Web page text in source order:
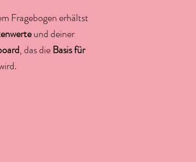
Fragebogen erhältst
und deiner
, das die Basis für